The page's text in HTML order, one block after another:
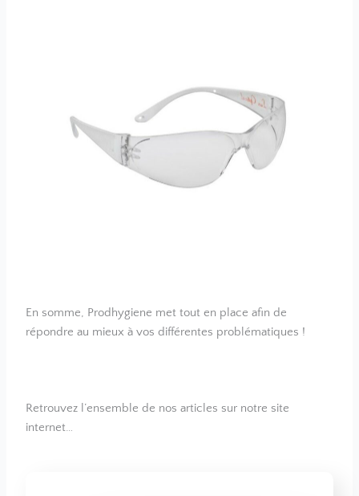
En somme, Prodhygiene met tout en place afin de
répondre au mieux à vos différentes problématiques !
Retrouvez l’ensemble de nos articles sur notre site
internet…